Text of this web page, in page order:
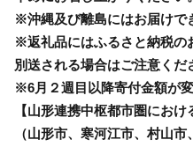
※沖縄及び離島にはお届けで
※返礼品にはふるさと納税の
別送される場合はご注意くだ
※6月２週目以降寄付金額が
【山形連携中枢都市圏にお
（山形市、寒河江市、村山